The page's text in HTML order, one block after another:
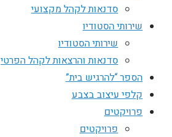
סדנאות לקהל מקצועי
שירותי הסטודיו
שירותי הסטודיו
סדנאות והרצאות לקהל הפרטי
הספר “להרגיש בית”
קלפי עיצוב בצבע
פרויקטים
פרויקטים